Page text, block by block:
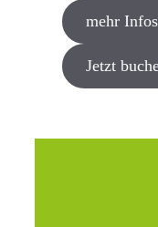
mehr Infos
Jetzt